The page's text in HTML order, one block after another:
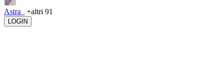
Astra_ +altri 91
LOGIN